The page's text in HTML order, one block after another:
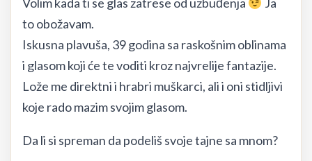
to obožavam.
Iskusna plavuša, 39 godina sa raskošnim oblinama
i glasom koji će te voditi kroz najvrelije fantazije.
Lože me direktni i hrabri muškarci, ali i oni stidljivi
koje rado mazim svojim glasom.
Da li si spreman da podeliš svoje tajne sa mnom?